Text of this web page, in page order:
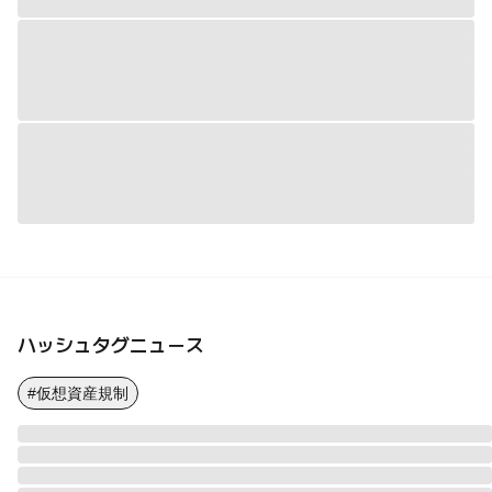
ハッシュタグニュース
#仮想資産規制